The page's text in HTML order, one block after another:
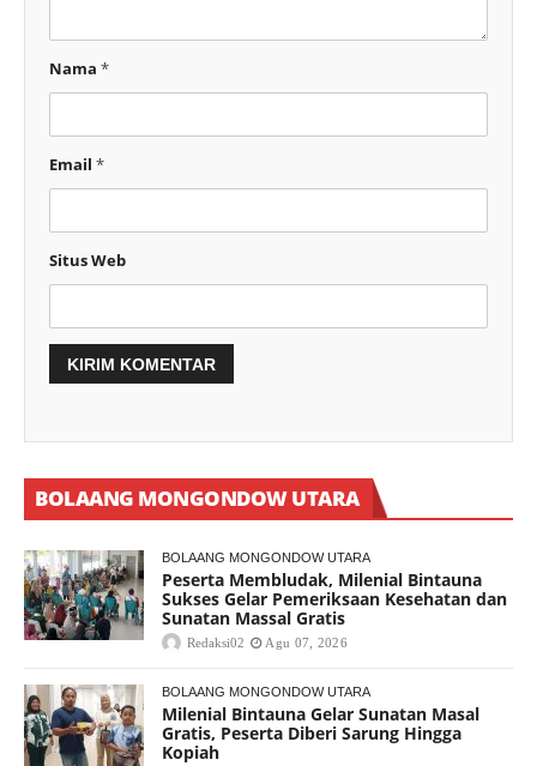
Nama *
Email *
Situs Web
BOLAANG MONGONDOW UTARA
BOLAANG MONGONDOW UTARA
Peserta Membludak, Milenial Bintauna
Sukses Gelar Pemeriksaan Kesehatan dan
Sunatan Massal Gratis
Redaksi02 Agu 07, 2026
BOLAANG MONGONDOW UTARA
Milenial Bintauna Gelar Sunatan Masal
Gratis, Peserta Diberi Sarung Hingga
Kopiah